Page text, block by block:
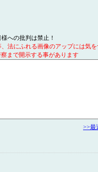
への批判は禁止！
法にふれる画像のアップには気
まで開示する事があります
>>最